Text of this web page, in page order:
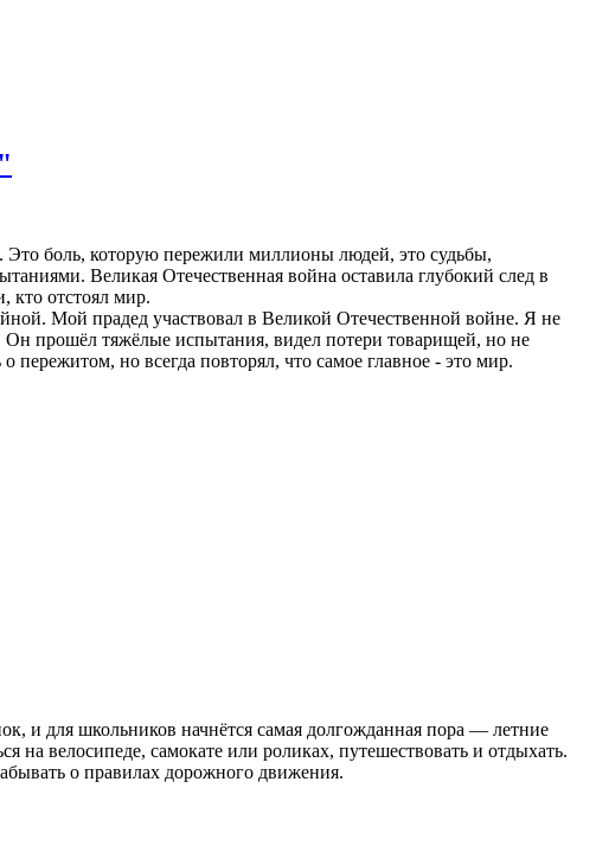
боль, которую пережили миллионы людей, это судьбы,
Великая Отечественная война оставила глубокий след в
кто отстоял мир.
Мой прадед участвовал в Великой Отечественной войне. Я не
Он прошёл тяжёлые испытания, видел потери товарищей, но не
но всегда повторял, что самое главное - это мир.
и для школьников начнётся самая долгожданная пора — летние
на велосипеде, самокате или роликах, путешествовать и отдыхать.
о правилах дорожного движения.